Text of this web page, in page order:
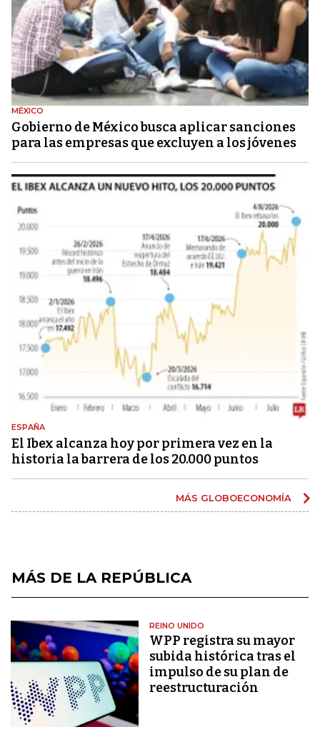
MÉXICO
Gobierno de México busca aplicar sanciones
para las empresas que excluyen a los jóvenes
ESPAÑA
El Ibex alcanza hoy por primera vez en la
historia la barrera de los 20.000 puntos
MÁS GLOBOECONOMÍA
MÁS DE LA REPÚBLICA
REINO UNIDO
WPP registra su mayor
subida histórica tras el
impulso de su plan de
reestructuración